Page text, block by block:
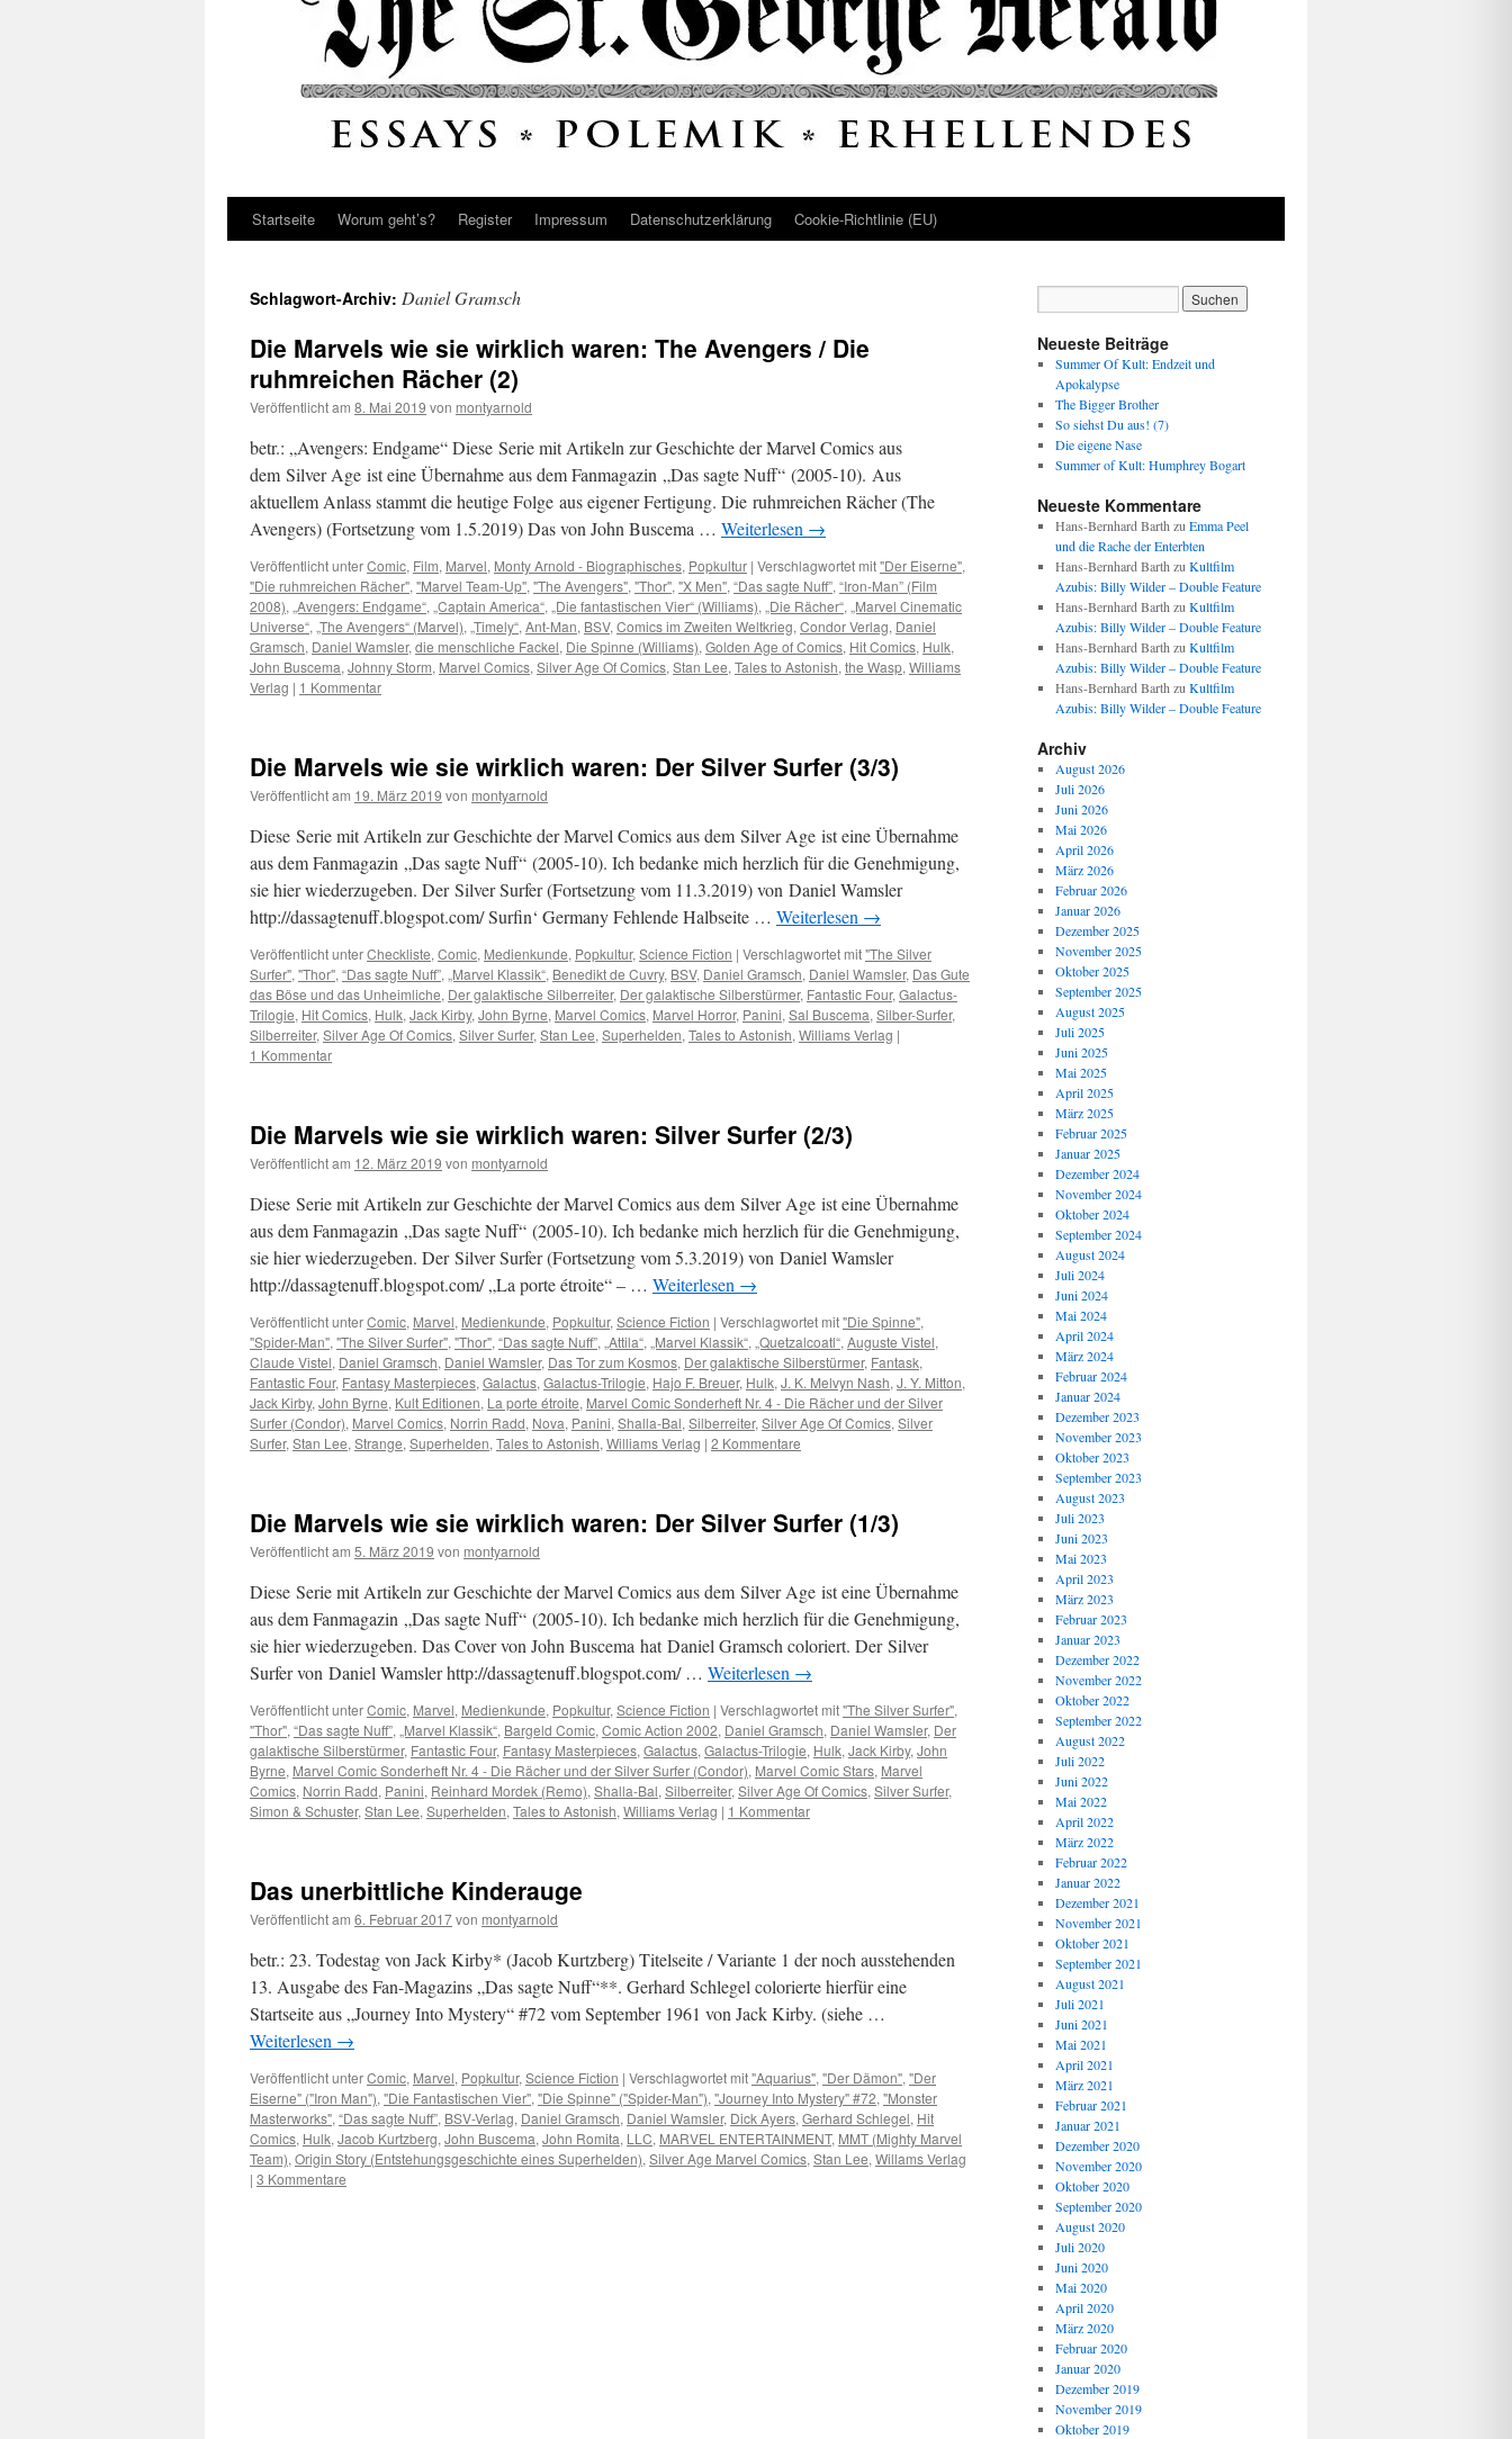
Startseite Worum geht’s? Register Impressum Datenschutz­erklärung Cookie-Richtlinie (EU)
Schlagwort-Archiv: Daniel Gramsch
Die Marvels wie sie wirklich waren: The Avengers / Die
ruhmreichen Rächer (2)
Veröffentlicht am 8. Mai 2019 von montyarnold
betr.: „Avengers: Endgame“ Diese Serie mit Artikeln zur Geschichte der Marvel Comics aus
dem Silver Age ist eine Übernahme aus dem Fanmagazin „Das sagte Nuff“ (2005-10). Aus
aktuellem Anlass stammt die heutige Folge aus eigener Fertigung. Die ruhmreichen Rächer (The
Avengers) (Fortsetzung vom 1.5.2019) Das von John Buscema … Weiterlesen →
Veröffentlicht unterComic, Film, Marvel, Monty Arnold - Biographisches, Popkultur | Verschlagwortet mit"Der Eiserne",
"Die ruhmreichen Rächer", "Marvel Team-Up", "The Avengers", "Thor", "X Men", “Das sagte Nuff”, “Iron-Man” (Film
2008), „Avengers: Endgame“, „Captain America“, „Die fantastischen Vier“ (Williams), „Die Rächer“, „Marvel Cinematic
Universe“, „The Avengers“ (Marvel), „Timely“, Ant-Man, BSV, Comics im Zweiten Weltkrieg, Condor Verlag, Daniel
Gramsch, Daniel Wamsler, die menschliche Fackel, Die Spinne (Williams), Golden Age of Comics, Hit Comics, Hulk,
John Buscema, Johnny Storm, Marvel Comics, Silver Age Of Comics, Stan Lee, Tales to Astonish, the Wasp, Williams
Verlag | 1 Kommentar
Die Marvels wie sie wirklich waren: Der Silver Surfer (3/3)
Veröffentlicht am 19. März 2019 von montyarnold
Diese Serie mit Artikeln zur Geschichte der Marvel Comics aus dem Silver Age ist eine Übernahme
aus dem Fanmagazin „Das sagte Nuff“ (2005-10). Ich bedanke mich herzlich für die Genehmigung,
sie hier wiederzugeben. Der Silver Surfer (Fortsetzung vom 11.3.2019) von Daniel Wamsler
http://dassagtenuff.blogspot.com/ Surfin‘ Germany Fehlende Halbseite … Weiterlesen →
Veröffentlicht unterCheckliste, Comic, Medienkunde, Popkultur, Science Fiction | Verschlagwortet mit"The Silver
Surfer", "Thor", “Das sagte Nuff”, „Marvel Klassik“, Benedikt de Cuvry, BSV, Daniel Gramsch, Daniel Wamsler, Das Gute
das Böse und das Unheimliche, Der galaktische Silberreiter, Der galaktische Silberstürmer, Fantastic Four, Galactus-
Trilogie, Hit Comics, Hulk, Jack Kirby, John Byrne, Marvel Comics, Marvel Horror, Panini, Sal Buscema, Silber-Surfer,
Silberreiter, Silver Age Of Comics, Silver Surfer, Stan Lee, Superhelden, Tales to Astonish, Williams Verlag |
1 Kommentar
Die Marvels wie sie wirklich waren: Silver Surfer (2/3)
Veröffentlicht am 12. März 2019 von montyarnold
Diese Serie mit Artikeln zur Geschichte der Marvel Comics aus dem Silver Age ist eine Übernahme
aus dem Fanmagazin „Das sagte Nuff“ (2005-10). Ich bedanke mich herzlich für die Genehmigung,
sie hier wiederzugeben. Der Silver Surfer (Fortsetzung vom 5.3.2019) von Daniel Wamsler
http://dassagtenuff.blogspot.com/ „La porte étroite“ – … Weiterlesen →
Veröffentlicht unterComic, Marvel, Medienkunde, Popkultur, Science Fiction | Verschlagwortet mit"Die Spinne",
"Spider-Man", "The Silver Surfer", "Thor", “Das sagte Nuff”, „Attila“, „Marvel Klassik“, „Quetzalcoatl“, Auguste Vistel,
Claude Vistel, Daniel Gramsch, Daniel Wamsler, Das Tor zum Kosmos, Der galaktische Silberstürmer, Fantask,
Fantastic Four, Fantasy Masterpieces, Galactus, Galactus-Trilogie, Hajo F. Breuer, Hulk, J. K. Melvyn Nash, J. Y. Mitton,
Jack Kirby, John Byrne, Kult Editionen, La porte étroite, Marvel Comic Sonderheft Nr. 4 - Die Rächer und der Silver
Surfer (Condor), Marvel Comics, Norrin Radd, Nova, Panini, Shalla-Bal, Silberreiter, Silver Age Of Comics, Silver
Surfer, Stan Lee, Strange, Superhelden, Tales to Astonish, Williams Verlag | 2 Kommentare
Die Marvels wie sie wirklich waren: Der Silver Surfer (1/3)
Veröffentlicht am 5. März 2019 von montyarnold
Diese Serie mit Artikeln zur Geschichte der Marvel Comics aus dem Silver Age ist eine Übernahme
aus dem Fanmagazin „Das sagte Nuff“ (2005-10). Ich bedanke mich herzlich für die Genehmigung,
sie hier wiederzugeben. Das Cover von John Buscema hat Daniel Gramsch coloriert. Der Silver
Surfer von Daniel Wamsler http://dassagtenuff.blogspot.com/ … Weiterlesen →
Veröffentlicht unterComic, Marvel, Medienkunde, Popkultur, Science Fiction | Verschlagwortet mit"The Silver Surfer",
"Thor", “Das sagte Nuff”, „Marvel Klassik“, Bargeld Comic, Comic Action 2002, Daniel Gramsch, Daniel Wamsler, Der
galaktische Silberstürmer, Fantastic Four, Fantasy Masterpieces, Galactus, Galactus-Trilogie, Hulk, Jack Kirby, John
Byrne, Marvel Comic Sonderheft Nr. 4 - Die Rächer und der Silver Surfer (Condor), Marvel Comic Stars, Marvel
Comics, Norrin Radd, Panini, Reinhard Mordek (Remo), Shalla-Bal, Silberreiter, Silver Age Of Comics, Silver Surfer,
Simon & Schuster, Stan Lee, Superhelden, Tales to Astonish, Williams Verlag | 1 Kommentar
Das unerbittliche Kinderauge
Veröffentlicht am 6. Februar 2017von montyarnold
betr.: 23. Todestag von Jack Kirby* (Jacob Kurtzberg) Titelseite / Variante 1 der noch ausstehenden
13. Ausgabe des Fan-Magazins „Das sagte Nuff“**. Gerhard Schlegel colorierte hierfür eine
Startseite aus „Journey Into Mystery“ #72 vom September 1961 von Jack Kirby. (siehe …
Weiterlesen →
Veröffentlicht unterComic, Marvel, Popkultur, Science Fiction | Verschlagwortet mit"Aquarius", "Der Dämon", "Der
Eiserne" ("Iron Man"), "Die Fantastischen Vier", "Die Spinne" ("Spider-Man"), "Journey Into Mystery" #72, "Monster
Masterworks", “Das sagte Nuff”, BSV-Verlag, Daniel Gramsch, Daniel Wamsler, Dick Ayers, Gerhard Schlegel, Hit
Comics, Hulk, Jacob Kurtzberg, John Buscema, John Romita, LLC, MARVEL ENTERTAINMENT, MMT (Mighty Marvel
Team), Origin Story (Entstehungsgeschichte eines Superhelden), Silver Age Marvel Comics, Stan Lee, Willams Verlag
| 3 Kommentare
Neueste Beiträge
Summer Of Kult: Endzeit und
Apokalypse
The Bigger Brother
So siehst Du aus! (7)
Die eigene Nase
Summer of Kult: Humphrey Bogart
Neueste Kommentare
Hans-Bernhard Barth zu Emma Peel
und die Rache der Enterbten
Hans-Bernhard Barth zu Kultfilm
Azubis: Billy Wilder – Double Feature
Hans-Bernhard Barth zu Kultfilm
Azubis: Billy Wilder – Double Feature
Hans-Bernhard Barth zu Kultfilm
Azubis: Billy Wilder – Double Feature
Hans-Bernhard Barth zu Kultfilm
Azubis: Billy Wilder – Double Feature
Archiv
August 2026
Juli 2026
Juni 2026
Mai 2026
April 2026
März 2026
Februar 2026
Januar 2026
Dezember 2025
November 2025
Oktober 2025
September 2025
August 2025
Juli 2025
Juni 2025
Mai 2025
April 2025
März 2025
Februar 2025
Januar 2025
Dezember 2024
November 2024
Oktober 2024
September 2024
August 2024
Juli 2024
Juni 2024
Mai 2024
April 2024
März 2024
Februar 2024
Januar 2024
Dezember 2023
November 2023
Oktober 2023
September 2023
August 2023
Juli 2023
Juni 2023
Mai 2023
April 2023
März 2023
Februar 2023
Januar 2023
Dezember 2022
November 2022
Oktober 2022
September 2022
August 2022
Juli 2022
Juni 2022
Mai 2022
April 2022
März 2022
Februar 2022
Januar 2022
Dezember 2021
November 2021
Oktober 2021
September 2021
August 2021
Juli 2021
Juni 2021
Mai 2021
April 2021
März 2021
Februar 2021
Januar 2021
Dezember 2020
November 2020
Oktober 2020
September 2020
August 2020
Juli 2020
Juni 2020
Mai 2020
April 2020
März 2020
Februar 2020
Januar 2020
Dezember 2019
November 2019
Oktober 2019